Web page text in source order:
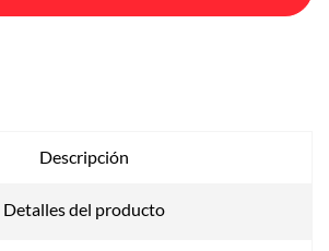
Descripción
Detalles del producto